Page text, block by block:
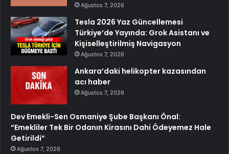
Ağustos 7, 2026
Tesla 2026 Yaz Güncellemesi
Türkiye’de Yayında: Grok Asistanı ve
Kişiselleştirilmiş Navigasyon
Ağustos 7, 2026
Ankara’daki helikopter kazasından
acı haber
Ağustos 7, 2026
Dev Emekli-Sen Osmaniye Şube Başkanı Önal:
“Emekliler Tek Bir Odanın Kirasını Dahi Ödeyemez Hale
Getirildi”
Ağustos 7, 2026